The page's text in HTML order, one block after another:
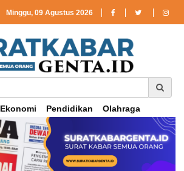
Minggu, 09 Agustus 2026
Ekonomi Pendidikan Olahraga